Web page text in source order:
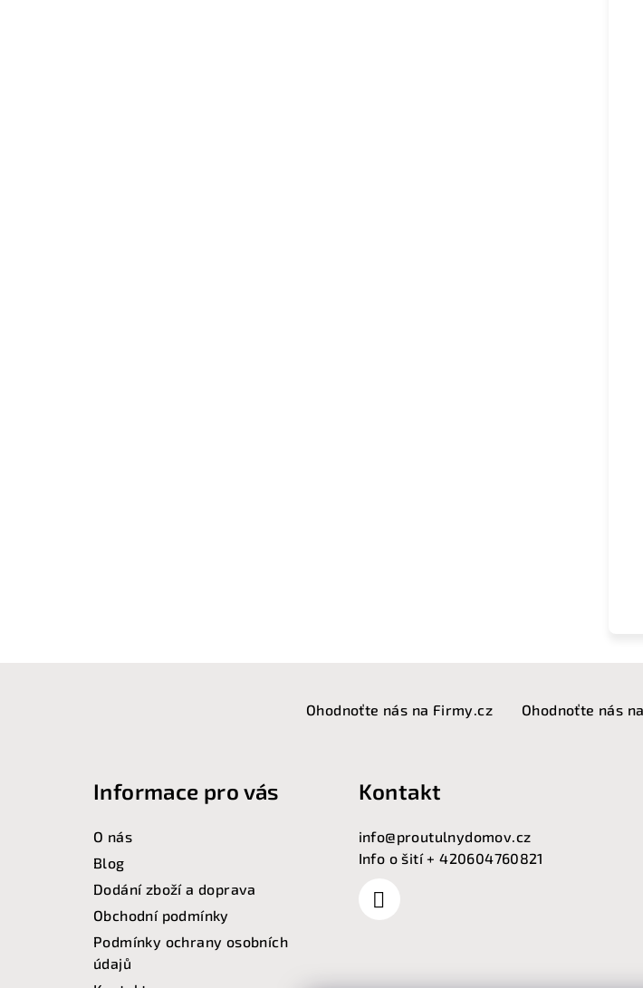
Ohodnoťte nás na Firmy.cz Ohodnoťte nás
Informace pro vás
O nás
Blog
Dodání zboží a doprava
Obchodní podmínky
Podmínky ochrany osobních
údajů
Kontakt
info@proutulnydomov.cz
Info o šití + 420604760821